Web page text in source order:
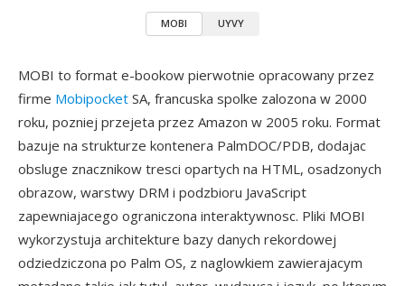
MOBI UYVY
MOBI to format e-bookow pierwotnie opracowany przez
firme Mobipocket SA, francuska spolke zalozona w 2000
roku, pozniej przejeta przez Amazon w 2005 roku. Format
bazuje na strukturze kontenera PalmDOC/PDB, dodajac
obsluge znacznikow tresci opartych na HTML, osadzonych
obrazow, warstwy DRM i podzbioru JavaScript
zapewniajacego ograniczona interaktywnosc. Pliki MOBI
wykorzystuja architekture bazy danych rekordowej
odziedziczona po Palm OS, z naglowkiem zawierajacym